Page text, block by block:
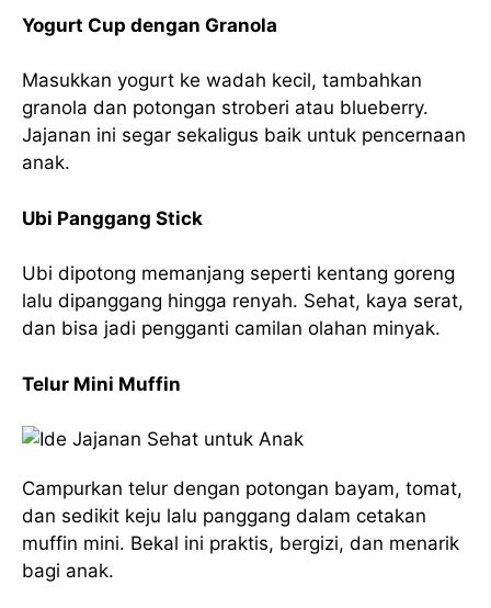
Yogurt Cup dengan Granola
Masukkan yogurt ke wadah kecil, tambahkan
granola dan potongan stroberi atau blueberry.
Jajanan ini segar sekaligus baik untuk pencernaan
anak.
Ubi Panggang Stick
Ubi dipotong memanjang seperti kentang goreng
lalu dipanggang hingga renyah. Sehat, kaya serat,
dan bisa jadi pengganti camilan olahan minyak.
Telur Mini Muffin
Campurkan telur dengan potongan bayam, tomat,
dan sedikit keju lalu panggang dalam cetakan
muffin mini. Bekal ini praktis, bergizi, dan menarik
bagi anak.